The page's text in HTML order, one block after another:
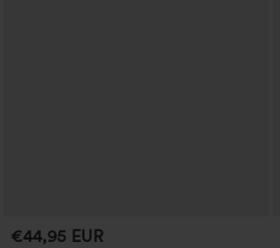
€44,95 EUR